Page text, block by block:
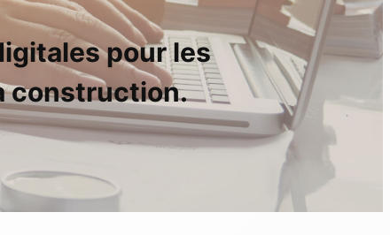
pour les
construction.